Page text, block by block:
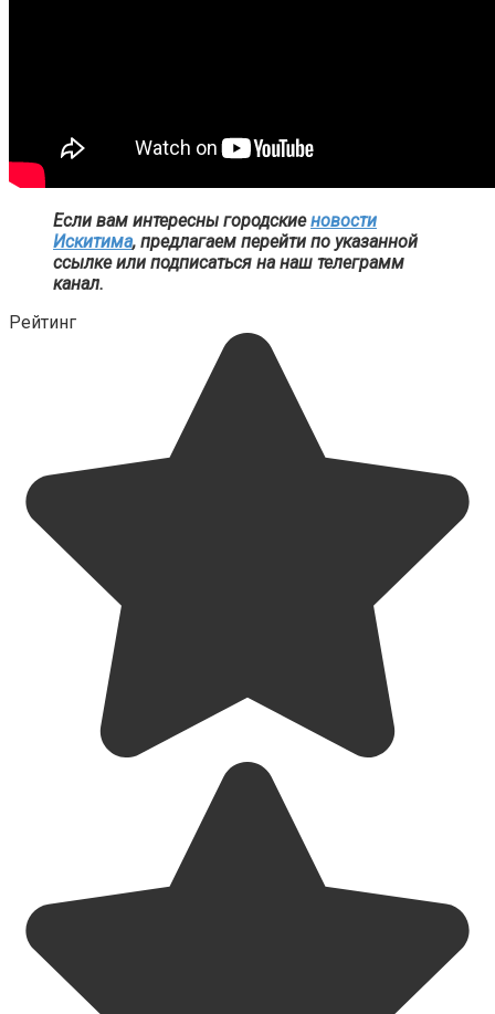
Если вам интересны городскиеновости
Искитима, предлагаем перейти по указанной
ссылке или подписаться на наш телеграмм
канал.
Рейтинг